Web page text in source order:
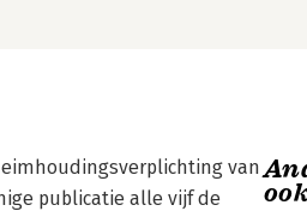
van
publicatie alle vijf de